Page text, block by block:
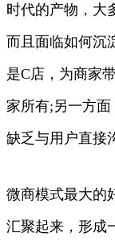
时代的产物，大
而且面临如何沉
是C店，为商家
家所有;另一方
缺乏与用户直接
微商模式最大的
汇聚起来，形成